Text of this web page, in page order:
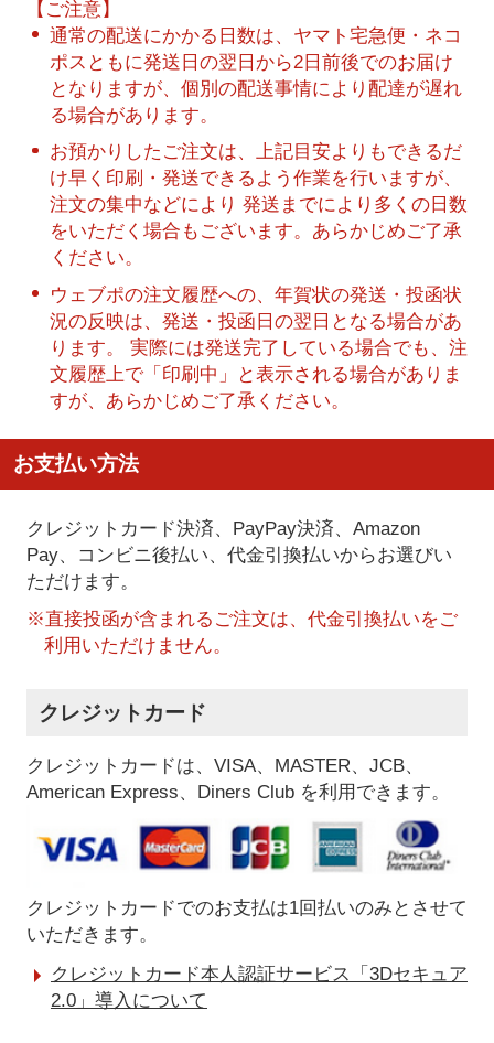
【ご注意】
通常の配送にかかる日数は、ヤマト宅急便・ネコ
ポスともに発送日の翌日から2日前後でのお届け
となりますが、個別の配送事情により配達が遅れ
る場合があります。
お預かりしたご注文は、上記目安よりもできるだ
け早く印刷・発送できるよう作業を行いますが、
注文の集中などにより 発送までにより多くの日数
をいただく場合もございます。あらかじめご了承
ください。
ウェブポの注文履歴への、年賀状の発送・投函状
況の反映は、発送・投函日の翌日となる場合があ
ります。 実際には発送完了している場合でも、注
文履歴上で「印刷中」と表示される場合がありま
すが、あらかじめご了承ください。
お支払い方法
クレジットカード決済、PayPay決済、Amazon
Pay、コンビニ後払い、代金引換払いからお選びい
ただけます。
※直接投函が含まれるご注文は、代金引換払いをご
利用いただけません。
クレジットカード
クレジットカードは、VISA、MASTER、JCB、
American Express、Diners Club を利用できます。
クレジットカードでのお支払は1回払いのみとさせて
いただきます。
クレジットカード本人認証サービス「3Dセキュア
2.0」導入について